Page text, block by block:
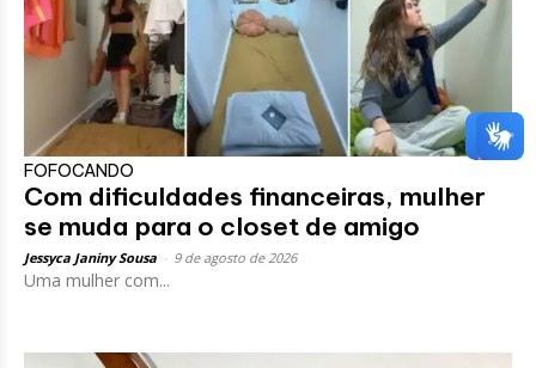
FOFOCANDO
Com dificuldades financeiras, mulher
se muda para o closet de amigo
Jessyca Janiny Sousa 9 de agosto de 2026
Uma mulher com...